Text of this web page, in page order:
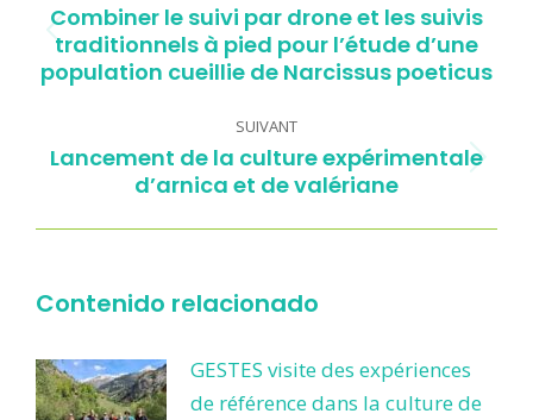
Article
précédent
Combiner le suivi par drone et les suivis
traditionnels à pied pour l’étude d’une
population cueillie de Narcissus poeticus
SUIVANT
Article
:
Lancement de la culture expérimentale
d’arnica et de valériane
Contenido relacionado
GESTES visite des expériences
de référence dans la culture de